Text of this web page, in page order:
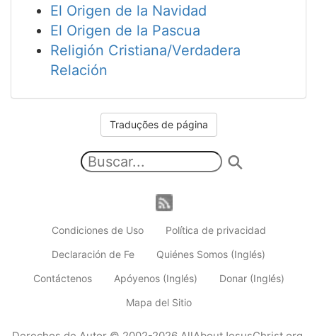
El Origen de la Navidad
El Origen de la Pascua
Religión Cristiana/Verdadera
Relación
Traduções de página
Condiciones de Uso
Política de privacidad
Declaración de Fe
Quiénes Somos (Inglés)
Contáctenos
Apóyenos (Inglés)
Donar (Inglés)
Mapa del Sitio